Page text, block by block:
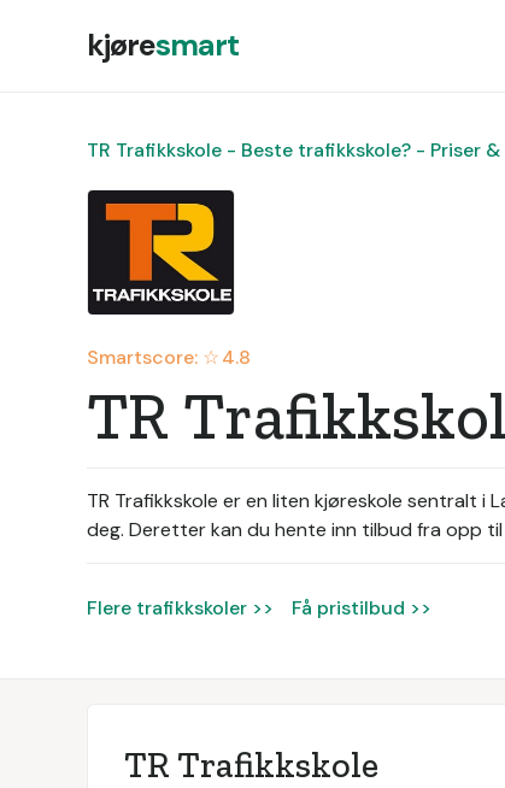
kjøresmart
TR Trafikkskole - Beste trafikkskole? - Priser
Smartscore: ☆4.8
TR
TR Trafikkskole er en liten kjøreskole sentralt i
deg. Deretter kan du hente inn tilbud fra opp
Flere trafikkskoler >> Få pristilbud >>
TR Trafikkskole